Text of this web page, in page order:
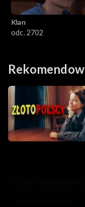
Klan
odc. 2702